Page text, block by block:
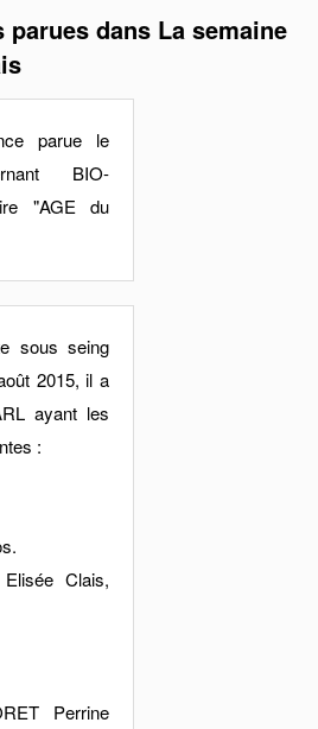
dans La semaine
parue le
BIO-
"AGE du
sous seing
2015, il a
ayant les
:
Clais,
Perrine